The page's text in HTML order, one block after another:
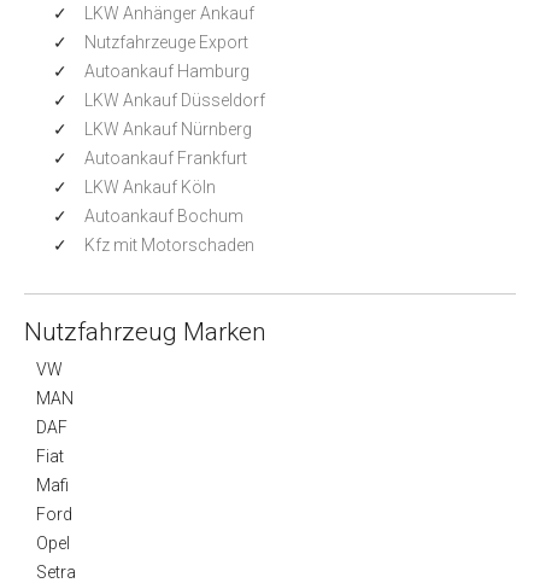
LKW Anhänger Ankauf
Nutzfahrzeuge Export
Autoankauf Hamburg
LKW Ankauf Düsseldorf
LKW Ankauf Nürnberg
Autoankauf Frankfurt
LKW Ankauf Köln
Autoankauf Bochum
Kfz mit Motorschaden
Nutzfahrzeug Marken
VW
MAN
DAF
Fiat
Mafi
Ford
Opel
Setra